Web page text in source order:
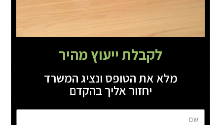
לקבלת ייעוץ מהיר
מלא את הטופס ונציג המשרד
יחזור אליך בהקדם